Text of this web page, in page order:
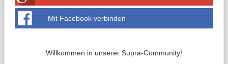
Mit Facebook verbinden
Willkommen in unserer Supra-Community!